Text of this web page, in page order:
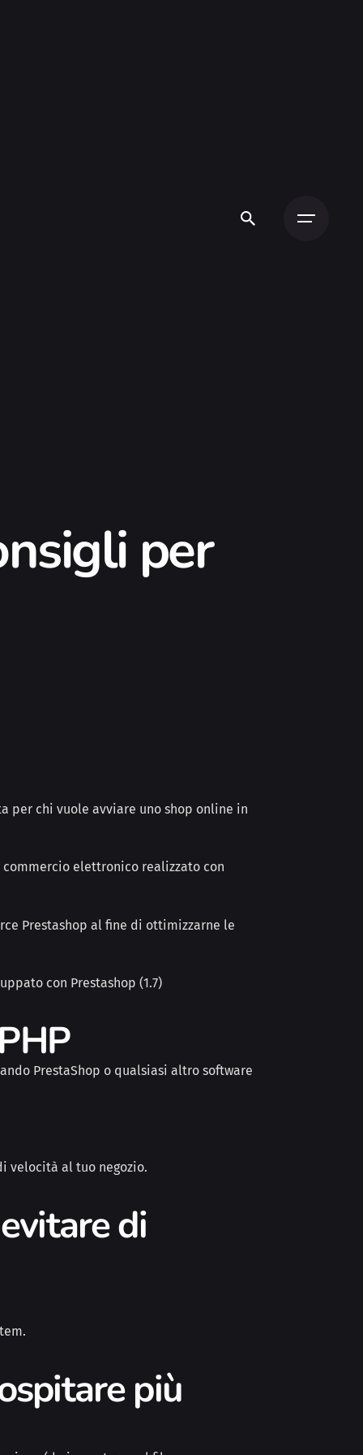
per
per chi vuole avviare uno shop online in
elettronico realizzato con
Prestashop al fine di ottimizzarne le
con Prestashop (1.7)
PrestaShop o qualsiasi altro software
velocità al tuo negozio.
di
più